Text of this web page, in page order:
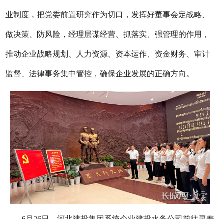
业制度，把党委前置研究作为切口，发挥好董事会定战略、
做决策、防风险，经理层谋经营、抓落实、强管理的作用，
推动企业战略规划、人力资源、资本运作、资金财务、审计
监督、法律事务集中管控，确保企业发展的正确方向。